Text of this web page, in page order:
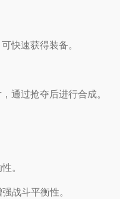
快速获得装备。
通过抢夺后进行合成。
。
战斗平衡性。